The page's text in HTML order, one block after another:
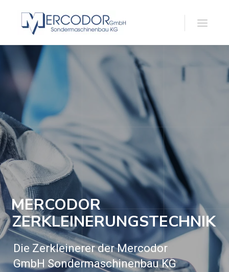
MERCODOR
ZERKLEINERUNGSTECHNIK
Die Zerkleinerer der Mercodor
GmbH Sondermaschinenbau KG